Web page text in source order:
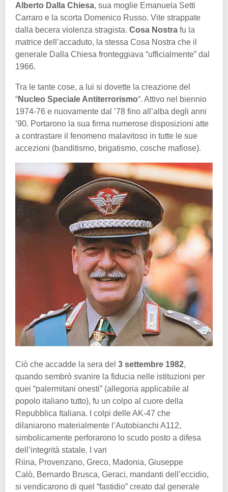
Alberto Dalla Chiesa, sua moglie Emanuela Setti
Carraro e la scorta Domenico Russo. Vite strappate
dalla becera violenza stragista. Cosa Nostra fu la
matrice dell’accaduto, la stessa Cosa Nostra che il
generale Dalla Chiesa fronteggiava “ufficialmente” dal
1966.
Tra le tante cose, a lui si dovette la creazione del
“Nucleo Speciale Antiterrorismo“. Attivo nel biennio
1974-76 e nuovamente dal ’78 fino all’alba degli anni
’90. Portarono la sua firma numerose disposizioni atte
a contrastare il fenomeno malavitoso in tutte le sue
accezioni (banditismo, brigatismo, cosche mafiose).
Ciò che accadde la sera del 3 settembre 1982,
quando sembrò svanire la fiducia nelle istituzioni per
quei “palermitani onesti” (allegoria applicabile al
popolo italiano tutto), fu un colpo al cuore della
Repubblica Italiana. I colpi delle AK-47 che
dilaniarono materialmente l’Autobianchi A112,
simbolicamente perforarono lo scudo posto a difesa
dell’integrità statale. I vari
Riina, Provenzano, Greco, Madonia, Giuseppe
Calò, Bernardo Brusca, Geraci, mandanti dell’eccidio,
si vendicarono di quel “fastidio” creato dal generale